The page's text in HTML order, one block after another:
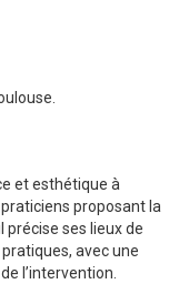
et esthétique à
praticiens proposant la
précise ses lieux de
avec une
l’intervention.